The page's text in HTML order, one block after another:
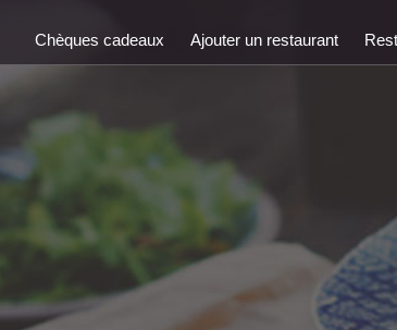
Chèques cadeaux Ajouter un restaurant